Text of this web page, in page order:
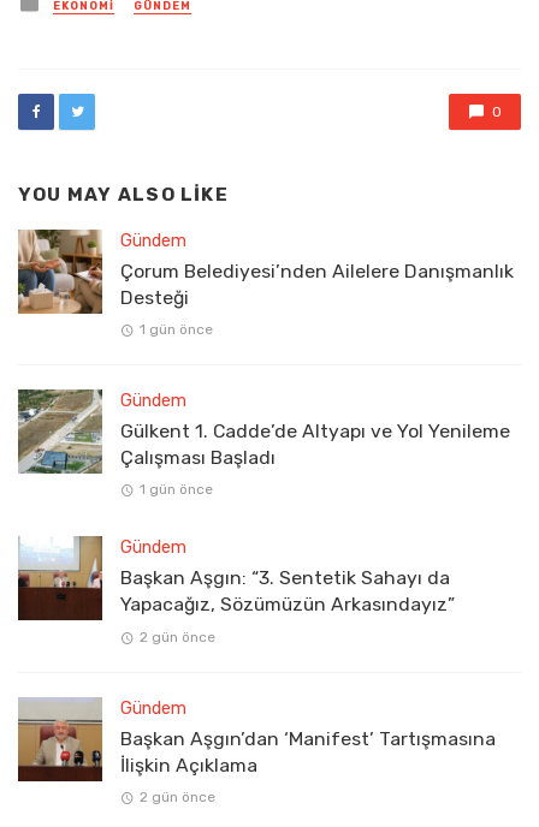
in
EKONOMI GÜNDEM
0
YOU MAY ALSO LIKE
Gündem
Çorum Belediyesi’nden Ailelere Danışmanlık
Desteği
1 gün önce
Gündem
Gülkent 1. Cadde’de Altyapı ve Yol Yenileme
Çalışması Başladı
1 gün önce
Gündem
Başkan Aşgın: “3. Sentetik Sahayı da
Yapacağız, Sözümüzün Arkasındayız”
2 gün önce
Gündem
Başkan Aşgın’dan ‘Manifest’ Tartışmasına
İlişkin Açıklama
2 gün önce